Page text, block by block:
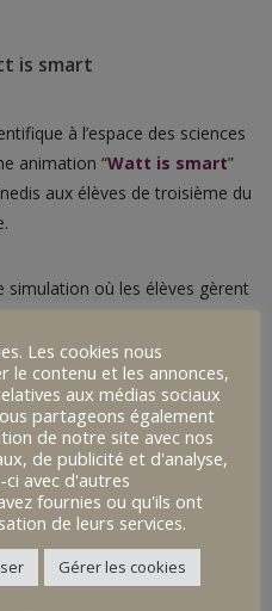
is smart
à l’espace des sciences
animation “Watt is smart”
aux élèves de troisième du
simulation où les élèves gèrent
un questionnaire sur leurs
de tablette, les duos ont géré
qui s’affichent sur
Les cookies nous
contenu et les annonces,
aux médias sociaux
partageons également
de notre site avec nos
de publicité et d'analyse,
avec d'autres
fournies ou qu'ils ont
de leurs services.
Gérer les cookies